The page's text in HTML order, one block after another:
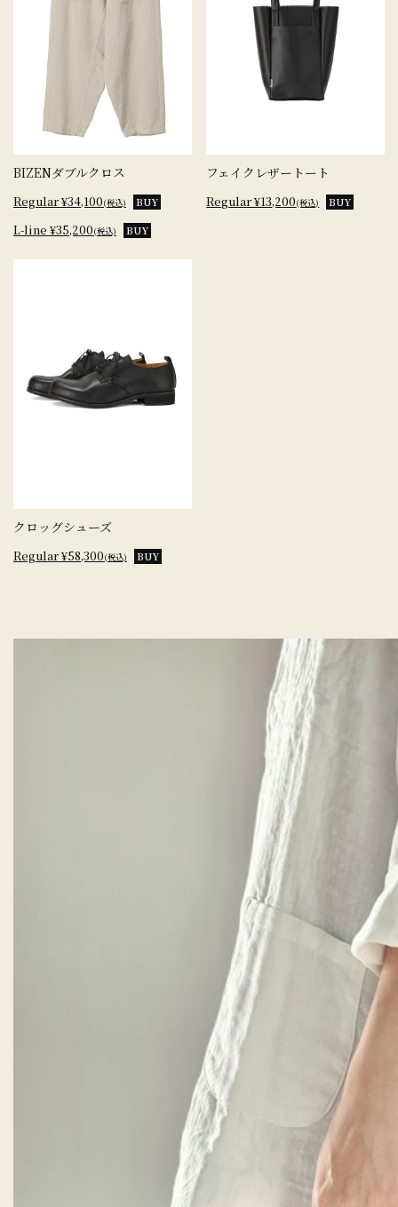
BIZENダブルクロス
Regular ¥34,100(税込) BUY
L-line ¥35,200(税込) BUY
フェイクレザートート
Regular ¥13,200(税込) BUY
クロッグシューズ
Regular ¥58,300(税込) BUY